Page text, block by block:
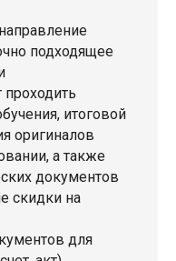
подходящее
итоговой
оригиналов
а также
документов
скидки на
для